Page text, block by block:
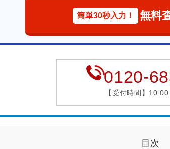
簡単30秒入力！ 無料
0120-
【受付時間】
目次